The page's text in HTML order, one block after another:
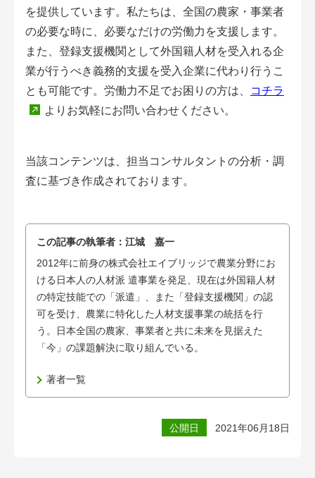
を提供しています。私たちは、全国の農家・事業者
の必要な時に、必要なだけの労働力を支援します。
また、登録支援機関として外国籍人材を受入れる企
業が行うべき義務的支援を受入企業に代わり行うこ
とも可能です。労働力不足でお困りの方は、
コチラ
よりお気軽にお問い合わせください。
当該コンテンツは、担当コンサルタントの分析・調
査に基づき作成されております。
この記事の執筆者： 江城 嘉一
2012年に前身の株式会社エイブリッジで農業分野にお
ける日本人の人材派 遣事業を発足、現在は外国籍人材
の特定技能での「派遣」、また「登録支援機関」の認
可を受け、農業に特化した人材支援事業の統括を行
う。日本全国の農家、事業者と共に未来を見据えた
「今」の課題解決に取り組んでいる。
著者一覧
公開日 2021年06月18日